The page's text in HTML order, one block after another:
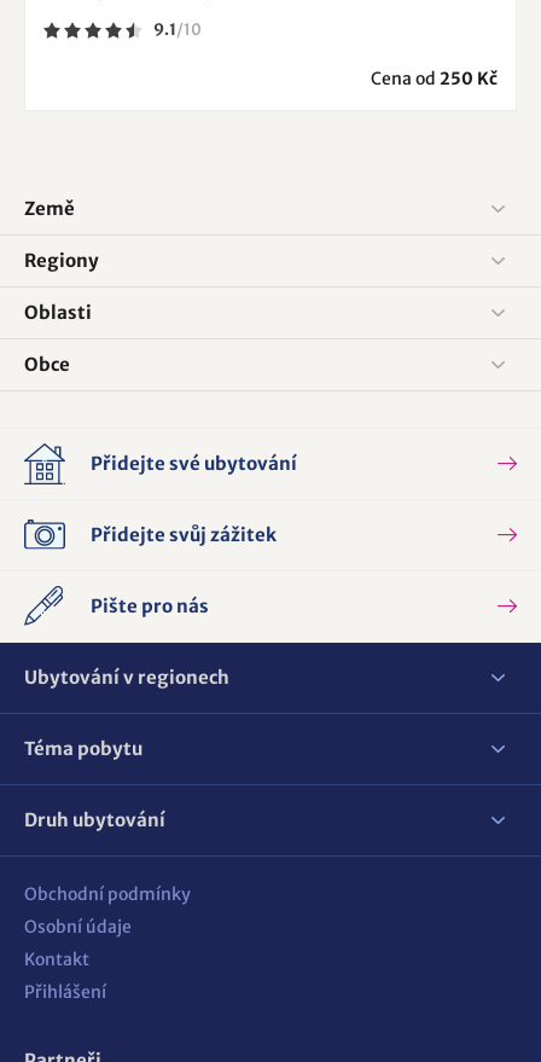
9.1/10
Cena od 250 Kč
Země
Regiony
Oblasti
Obce
Přidejte své ubytování
Přidejte svůj zážitek
Pište pro nás
Ubytování v regionech
Téma pobytu
Druh ubytování
Obchodní podmínky
Osobní údaje
Kontakt
Přihlášení